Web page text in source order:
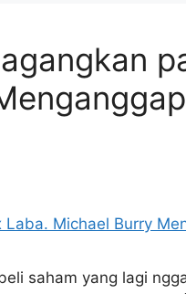
saham yang lagi